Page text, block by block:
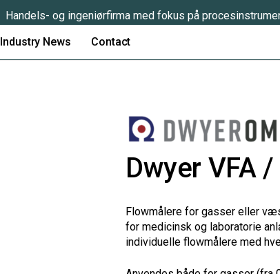
Handels- og ingeniørfirma med fokus på
Industry News Contact
Dwyer VFA
Flowmålere for gasser eller
for medicinsk og laboratorie
individuelle flowmålere med